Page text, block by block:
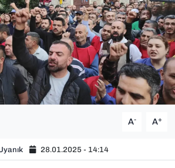
A- A+
28.01.2025 - 14:14